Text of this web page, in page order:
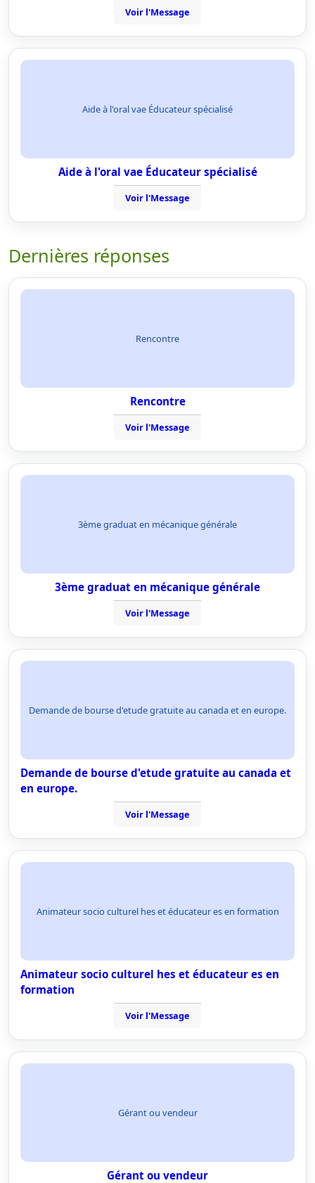
Voir l'Message
Aide à l'oral vae Éducateur spécialisé
Aide à l'oral vae Éducateur spécialisé
Voir l'Message
Dernières réponses
Rencontre
Rencontre
Voir l'Message
3ème graduat en mécanique générale
3ème graduat en mécanique générale
Voir l'Message
Demande de bourse d'etude gratuite au canada et en europe.
Demande de bourse d'etude gratuite au canada et
en europe.
Voir l'Message
Animateur socio culturel hes et éducateur es en formation
Animateur socio culturel hes et éducateur es en
formation
Voir l'Message
Gérant ou vendeur
Gérant ou vendeur